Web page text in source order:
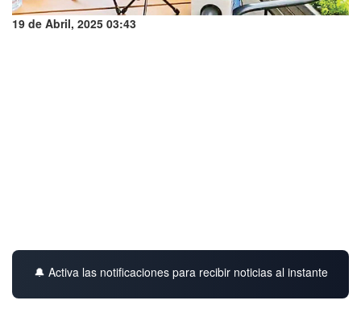
19 de Abril, 2025 03:43
🔔 Activa las notificaciones para recibir noticias al instante